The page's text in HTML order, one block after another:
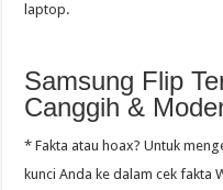
laptop.
Samsung Flip
Canggih &
* Fakta atau hoax? Untuk
kunci Anda ke dalam cek fakta